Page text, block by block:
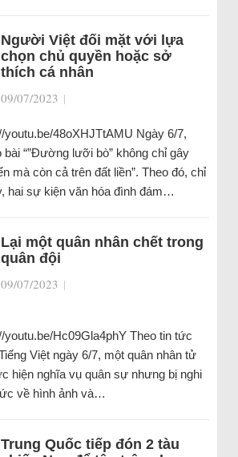
Người Việt đối mặt với lựa
chọn chủ quyền hoặc sở
thích cá nhân
09/07/2023 |
youtu.be/48oXHJTtAMU Ngày 6/7,
bài “”Đường lưỡi bò” không chỉ gây
mà còn cả trên đất liền”. Theo đó, chỉ
hai sự kiện văn hóa đình đám…
Lại một quân nhân chết trong
quân đội
09/07/2023 |
youtu.be/Hc09Gla4phY Theo tin tức
Việt ngày 6/7, một quân nhân tử
hiện nghĩa vụ quân sự nhưng bị nghi
về hình ảnh và…
Trung Quốc tiếp đón 2 tàu